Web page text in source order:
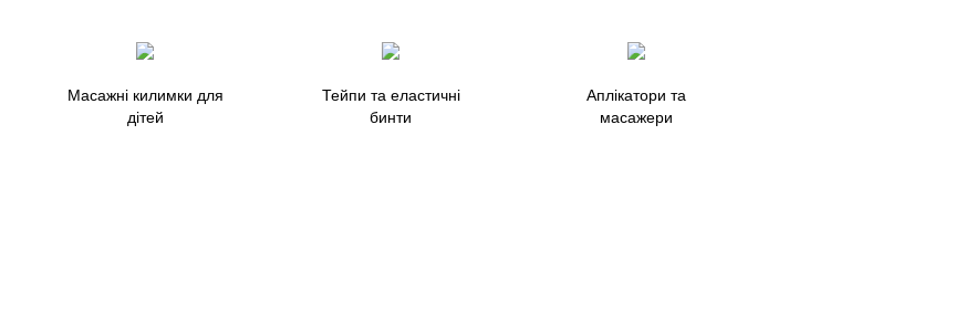
Масажні килимки для
дітей
Тейпи та еластичні
бинти
Аплікатори та
масажери